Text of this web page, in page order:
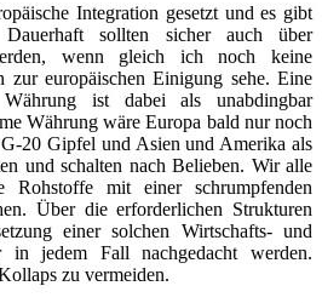
Integration gesetzt und es gibt
sollten sicher auch über
wenn gleich ich noch keine
zur europäischen Einigung sehe. Eine
Währung ist dabei als unabdingbar
Währung wäre Europa bald nur noch
20 Gipfel und Asien und Amerika als
und schalten nach Belieben. Wir alle
Rohstoffe mit einer schrumpfenden
Über die erforderlichen Strukturen
einer solchen Wirtschafts- und
in jedem Fall nachgedacht werden.
zu vermeiden.